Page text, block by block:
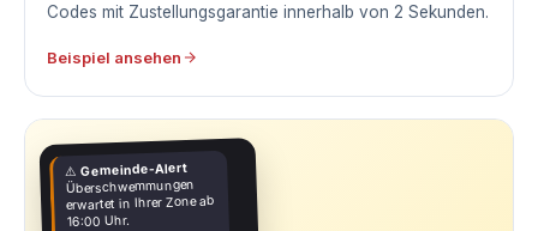
Codes mit Zustellungsgarantie innerhalb von 2 Sekunden.
Beispiel ansehen
⚠️Gemeinde-Alert
Überschwemmungen
erwartet in Ihrer Zone ab
16:00 Uhr.